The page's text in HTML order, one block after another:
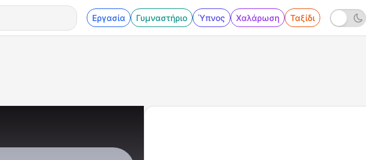
Εργασία Γυμναστήριο Ύπνος Χαλάρωση Ταξίδι